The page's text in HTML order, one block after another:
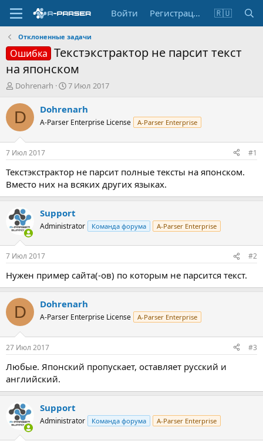
Войти Регистрация 🇷🇺
Отклоненные задачи
Ошибка Текстэкстрактор не парсит текст
на японском
А
т
т
е
м
ы
Dohrenarh
Д
т
н
а
л
а
7 Июл 2017
D Dohrenarh
A-Parser Enterprise License A-Parser Enterprise
7 Июл 2017 #1
Текстэкстрактор не парсит полные тексты на японском.
Вместо них на всяких других языках.
Support
Administrator Команда форума A-Parser Enterprise
7 Июл 2017 #2
Нужен пример сайта(-ов) по которым не парсится текст.
D Dohrenarh
A-Parser Enterprise License A-Parser Enterprise
27 Июл 2017 #3
Любые. Японский пропускает, оставляет русский и
английский.
Support
Administrator Команда форума A-Parser Enterprise